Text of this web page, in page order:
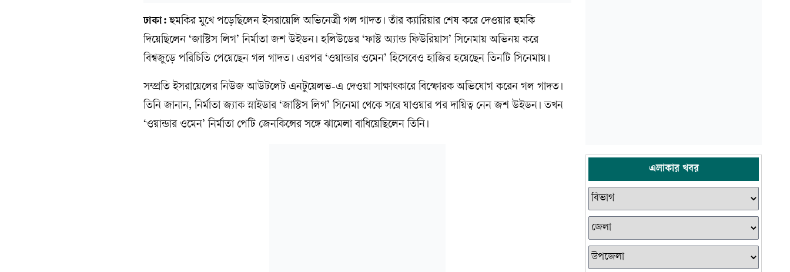
ঢাকা: হুমকির মুখে পড়েছিলেন ইসরায়েলি অভিনেত্রী গল গাদত। তাঁর ক্যারিয়ার শেষ করে দেওয়ার হুমকি
দিয়েছিলেন ‘জাস্টিস লিগ’ নির্মাতা জশ উইডন। হলিউডের ‘ফাস্ট অ্যান্ড ফিউরিয়াস’ সিনেমায় অভিনয় করে
বিশ্বজুড়ে পরিচিতি পেয়েছেন গল গাদত। এরপর ‘ওয়ান্ডার ওমেন’ হিসেবেও হাজির হয়েছেন তিনটি সিনেমায়।
সম্প্রতি ইসরায়েলের নিউজ আউটলেট এনটুয়েলভ-এ দেওয়া সাক্ষাৎকারে বিস্ফোরক অভিযোগ করেন গল গাদত।
তিনি জানান, নির্মাতা জ্যাক স্নাইডার ‘জাস্টিস লিগ’ সিনেমা থেকে সরে যাওয়ার পর দায়িত্ব নেন জশ উইডন। তখন
‘ওয়ান্ডার ওমেন’ নির্মাতা পেটি জেনকিন্সের সঙ্গে ঝামেলা বাধিয়েছিলেন তিনি।
এলাকার খবর